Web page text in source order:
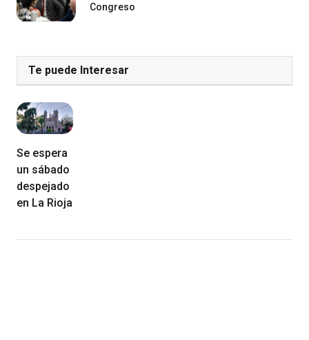
Congreso
Te puede Interesar
Se espera
un sábado
despejado
en La Rioja